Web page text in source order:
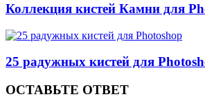
Коллекция кистей Камни для
25 радужных кистей для
ОСТАВЬТЕ ОТВЕТ